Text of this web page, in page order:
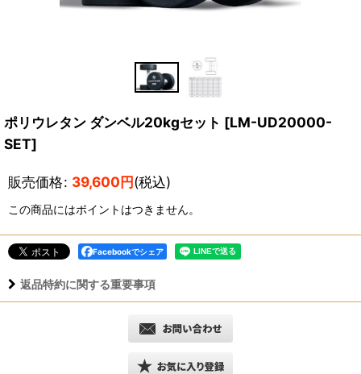
ポリウレタン ダンベル20kgセット [LM-UD20000-
SET]
販売価格: 39,600円(税込)
この商品にはポイントはつきません。
Facebookでシェア
返品特約に関する重要事項